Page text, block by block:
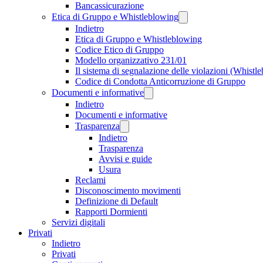
Bancassicurazione
Etica di Gruppo e Whistleblowing
Indietro
Etica di Gruppo e Whistleblowing
Codice Etico di Gruppo
Modello organizzativo 231/01
Il sistema di segnalazione delle violazioni
Codice di Condotta Anticorruzione di Gruppo
Documenti e informative
Indietro
Documenti e informative
Trasparenza
Indietro
Trasparenza
Avvisi e guide
Usura
Reclami
Disconoscimento movimenti
Definizione di Default
Rapporti Dormienti
Servizi digitali
Privati
Indietro
Privati